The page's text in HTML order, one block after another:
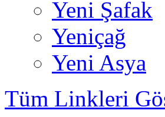
Yeni Şafak
Yeniçağ
Yeni Asya
Tüm Linkleri